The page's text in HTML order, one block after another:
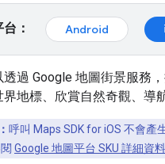
： Android
透過 Google 地圖街景服務
地標、欣賞自然奇觀、導
呼叫 Maps SDK for iOS 不會產
Google 地圖平台 SKU 詳細資料